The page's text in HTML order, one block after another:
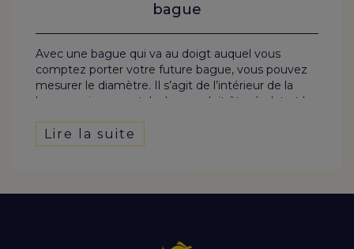
bague
Avec une bague qui va au doigt auquel vous
comptez porter votre future bague, vous pouvez
mesurer le diamètre. Il s’agit de l’intérieur de la
bague uniquement. La bague doit être à plat et la
Lire la suite